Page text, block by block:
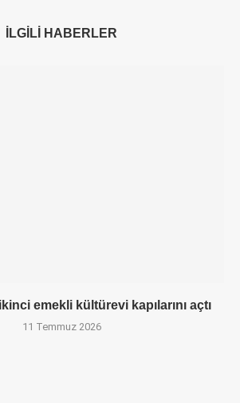
İLGILI HABERLER
emekli kültürevi kapılarını açtı
11 Temmuz 2026